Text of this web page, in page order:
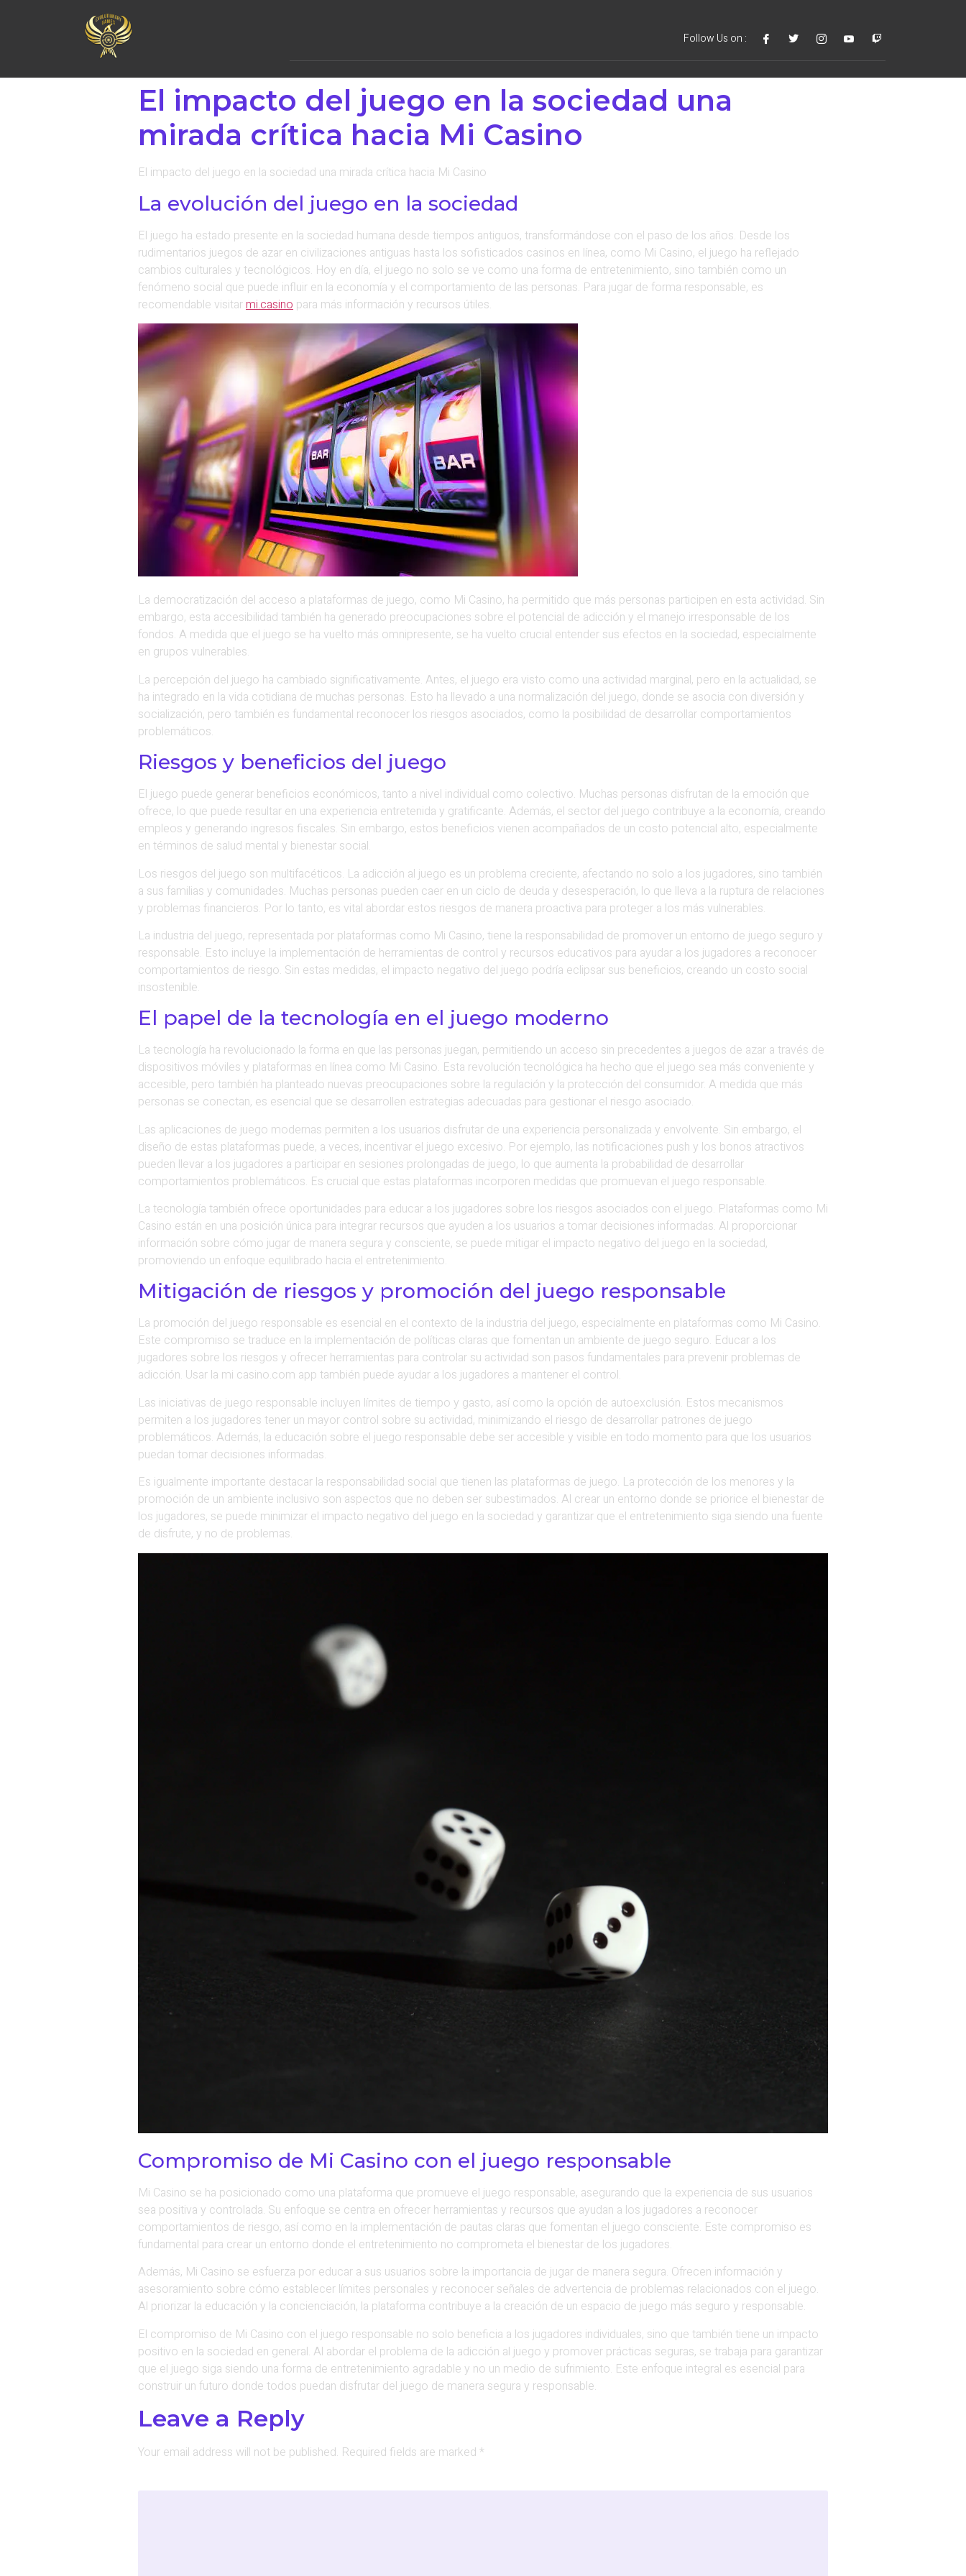
Follow Us on :
El impacto del juego en la sociedad una
mirada crítica hacia Mi Casino
El impacto del juego en la sociedad una mirada crítica hacia Mi Casino
La evolución del juego en la sociedad
El juego ha estado presente en la sociedad humana desde tiempos antiguos, transformándose con el paso de los años. Desde los
rudimentarios juegos de azar en civilizaciones antiguas hasta los sofisticados casinos en línea, como Mi Casino, el juego ha reflejado
cambios culturales y tecnológicos. Hoy en día, el juego no solo se ve como una forma de entretenimiento, sino también como un
fenómeno social que puede influir en la economía y el comportamiento de las personas. Para jugar de forma responsable, es
recomendable visitarmi.casino para más información y recursos útiles.
La democratización del acceso a plataformas de juego, como Mi Casino, ha permitido que más personas participen en esta actividad. Sin
embargo, esta accesibilidad también ha generado preocupaciones sobre el potencial de adicción y el manejo irresponsable de los
fondos. A medida que el juego se ha vuelto más omnipresente, se ha vuelto crucial entender sus efectos en la sociedad, especialmente
en grupos vulnerables.
La percepción del juego ha cambiado significativamente. Antes, el juego era visto como una actividad marginal, pero en la actualidad, se
ha integrado en la vida cotidiana de muchas personas. Esto ha llevado a una normalización del juego, donde se asocia con diversión y
socialización, pero también es fundamental reconocer los riesgos asociados, como la posibilidad de desarrollar comportamientos
problemáticos.
Riesgos y beneficios del juego
El juego puede generar beneficios económicos, tanto a nivel individual como colectivo. Muchas personas disfrutan de la emoción que
ofrece, lo que puede resultar en una experiencia entretenida y gratificante. Además, el sector del juego contribuye a la economía, creando
empleos y generando ingresos fiscales. Sin embargo, estos beneficios vienen acompañados de un costo potencial alto, especialmente
en términos de salud mental y bienestar social.
Los riesgos del juego son multifacéticos. La adicción al juego es un problema creciente, afectando no solo a los jugadores, sino también
a sus familias y comunidades. Muchas personas pueden caer en un ciclo de deuda y desesperación, lo que lleva a la ruptura de relaciones
y problemas financieros. Por lo tanto, es vital abordar estos riesgos de manera proactiva para proteger a los más vulnerables.
La industria del juego, representada por plataformas como Mi Casino, tiene la responsabilidad de promover un entorno de juego seguro y
responsable. Esto incluye la implementación de herramientas de control y recursos educativos para ayudar a los jugadores a reconocer
comportamientos de riesgo. Sin estas medidas, el impacto negativo del juego podría eclipsar sus beneficios, creando un costo social
insostenible.
El papel de la tecnología en el juego moderno
La tecnología ha revolucionado la forma en que las personas juegan, permitiendo un acceso sin precedentes a juegos de azar a través de
dispositivos móviles y plataformas en línea como Mi Casino. Esta revolución tecnológica ha hecho que el juego sea más conveniente y
accesible, pero también ha planteado nuevas preocupaciones sobre la regulación y la protección del consumidor. A medida que más
personas se conectan, es esencial que se desarrollen estrategias adecuadas para gestionar el riesgo asociado.
Las aplicaciones de juego modernas permiten a los usuarios disfrutar de una experiencia personalizada y envolvente. Sin embargo, el
diseño de estas plataformas puede, a veces, incentivar el juego excesivo. Por ejemplo, las notificaciones push y los bonos atractivos
pueden llevar a los jugadores a participar en sesiones prolongadas de juego, lo que aumenta la probabilidad de desarrollar
comportamientos problemáticos. Es crucial que estas plataformas incorporen medidas que promuevan el juego responsable.
La tecnología también ofrece oportunidades para educar a los jugadores sobre los riesgos asociados con el juego. Plataformas como Mi
Casino están en una posición única para integrar recursos que ayuden a los usuarios a tomar decisiones informadas. Al proporcionar
información sobre cómo jugar de manera segura y consciente, se puede mitigar el impacto negativo del juego en la sociedad,
promoviendo un enfoque equilibrado hacia el entretenimiento.
Mitigación de riesgos y promoción del juego responsable
La promoción del juego responsable es esencial en el contexto de la industria del juego, especialmente en plataformas como Mi Casino.
Este compromiso se traduce en la implementación de políticas claras que fomentan un ambiente de juego seguro. Educar a los
jugadores sobre los riesgos y ofrecer herramientas para controlar su actividad son pasos fundamentales para prevenir problemas de
adicción. Usar la mi casino.com app también puede ayudar a los jugadores a mantener el control.
Las iniciativas de juego responsable incluyen límites de tiempo y gasto, así como la opción de autoexclusión. Estos mecanismos
permiten a los jugadores tener un mayor control sobre su actividad, minimizando el riesgo de desarrollar patrones de juego
problemáticos. Además, la educación sobre el juego responsable debe ser accesible y visible en todo momento para que los usuarios
puedan tomar decisiones informadas.
Es igualmente importante destacar la responsabilidad social que tienen las plataformas de juego. La protección de los menores y la
promoción de un ambiente inclusivo son aspectos que no deben ser subestimados. Al crear un entorno donde se priorice el bienestar de
los jugadores, se puede minimizar el impacto negativo del juego en la sociedad y garantizar que el entretenimiento siga siendo una fuente
de disfrute, y no de problemas.
Compromiso de Mi Casino con el juego responsable
Mi Casino se ha posicionado como una plataforma que promueve el juego responsable, asegurando que la experiencia de sus usuarios
sea positiva y controlada. Su enfoque se centra en ofrecer herramientas y recursos que ayudan a los jugadores a reconocer
comportamientos de riesgo, así como en la implementación de pautas claras que fomentan el juego consciente. Este compromiso es
fundamental para crear un entorno donde el entretenimiento no comprometa el bienestar de los jugadores.
Además, Mi Casino se esfuerza por educar a sus usuarios sobre la importancia de jugar de manera segura. Ofrecen información y
asesoramiento sobre cómo establecer límites personales y reconocer señales de advertencia de problemas relacionados con el juego.
Al priorizar la educación y la concienciación, la plataforma contribuye a la creación de un espacio de juego más seguro y responsable.
El compromiso de Mi Casino con el juego responsable no solo beneficia a los jugadores individuales, sino que también tiene un impacto
positivo en la sociedad en general. Al abordar el problema de la adicción al juego y promover prácticas seguras, se trabaja para garantizar
que el juego siga siendo una forma de entretenimiento agradable y no un medio de sufrimiento. Este enfoque integral es esencial para
construir un futuro donde todos puedan disfrutar del juego de manera segura y responsable.
Leave a Reply
Your email address will not be published. Required fields are marked *